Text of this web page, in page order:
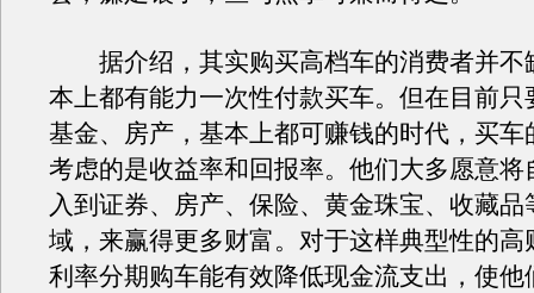
据介绍，其实购买高档车的消费者并不
本上都有能力一次性付款买车。但在目前只
基金、房产，基本上都可赚钱的时代，买车
考虑的是收益率和回报率。他们大多愿意将
入到证券、房产、保险、黄金珠宝、收藏品
域，来赢得更多财富。对于这样典型性的高
利率分期购车能有效降低现金流支出，使他